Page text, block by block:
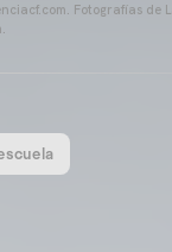
Fotografías de